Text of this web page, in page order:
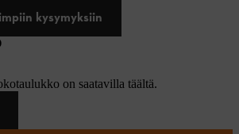
kysymyksiin
on saatavilla täältä.